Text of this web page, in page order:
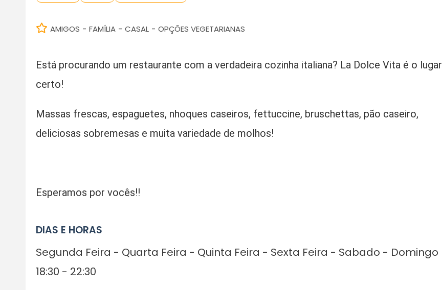
AMIGOS - FAMÍLIA - CASAL - OPÇÕES VEGETARIANAS
Está procurando um restaurante com a verdadeira cozinha italiana? La Dolce Vita é o lugar
certo!
Massas frescas, espaguetes, nhoques caseiros, fettuccine, bruschettas, pão caseiro,
deliciosas sobremesas e muita variedade de molhos!
Esperamos por vocês!!
DIAS E HORAS
Segunda Feira - Quarta Feira - Quinta Feira - Sexta Feira - Sabado - Domingo
18:30 - 22:30